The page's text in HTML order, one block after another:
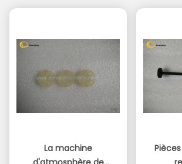
La machine